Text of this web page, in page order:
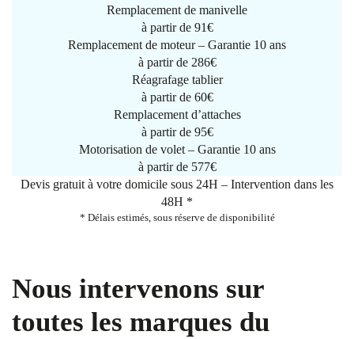
Remplacement de manivelle
à partir de 91€
Remplacement de moteur – Garantie 10 ans
à partir de 286€
Réagrafage tablier
à partir de 60€
Remplacement d’attaches
à partir de 95€
Motorisation de volet – Garantie 10 ans
à partir de 577€
Devis gratuit à votre domicile sous 24H – Intervention dans les
48H *
* Délais estimés, sous réserve de disponibilité
Nous intervenons sur
toutes les marques du